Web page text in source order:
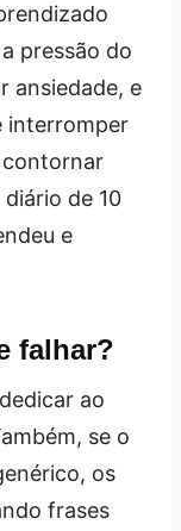
pressão do
ansiedade, e
interromper
contornar
diário de 10
e
falhar?
ao
se o
os
frases